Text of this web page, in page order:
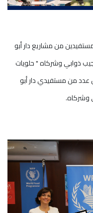
من مشاريع دار أبو
ذوابي وشركاه " حلويات
عدد من مستفيدي دار أبو
وشركاه.